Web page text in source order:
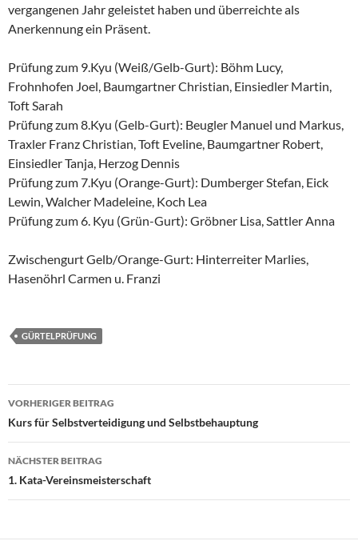
vergangenen Jahr geleistet haben und überreichte als
Anerkennung ein Präsent.
Prüfung zum 9.Kyu (Weiß/Gelb-Gurt): Böhm Lucy,
Frohnhofen Joel, Baumgartner Christian, Einsiedler Martin,
Toft Sarah
Prüfung zum 8.Kyu (Gelb-Gurt): Beugler Manuel und Markus,
Traxler Franz Christian, Toft Eveline, Baumgartner Robert,
Einsiedler Tanja, Herzog Dennis
Prüfung zum 7.Kyu (Orange-Gurt): Dumberger Stefan, Eick
Lewin, Walcher Madeleine, Koch Lea
Prüfung zum 6. Kyu (Grün-Gurt): Gröbner Lisa, Sattler Anna
Zwischengurt Gelb/Orange-Gurt: Hinterreiter Marlies,
Hasenöhrl Carmen u. Franzi
GÜRTELPRÜFUNG
Beitragsnavigation
VORHERIGER BEITRAG
Kurs für Selbstverteidigung und Selbstbehauptung
NÄCHSTER BEITRAG
1. Kata-Vereinsmeisterschaft